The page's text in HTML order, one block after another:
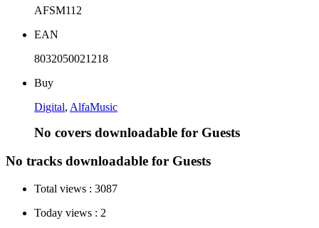
AFSM112
EAN
8032050021218
Buy
Digital, AlfaMusic
No covers downloadable for Guests
No tracks downloadable for Guests
Total views : 3087
Today views : 2